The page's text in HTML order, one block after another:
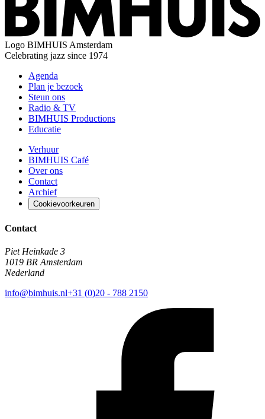
Logo BIMHUIS Amsterdam
Celebrating jazz since 1974
Agenda
Plan je bezoek
Steun ons
Radio & TV
BIMHUIS Productions
Educatie
Verhuur
BIMHUIS Café
Over ons
Contact
Archief
Cookievoorkeuren
Contact
Piet Heinkade 3
1019 BR Amsterdam
Nederland
info@bimhuis.nl+31 (0)20 - 788 2150